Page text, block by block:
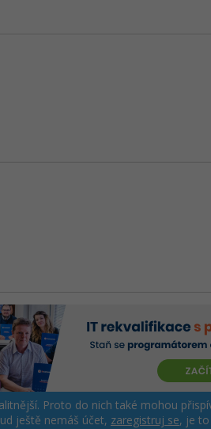
Proto do nich také mohou
ještě nemáš účet, zaregistruj se, je